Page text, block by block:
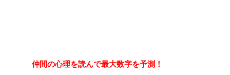
仲間の心理を読んで最大数字を予測！